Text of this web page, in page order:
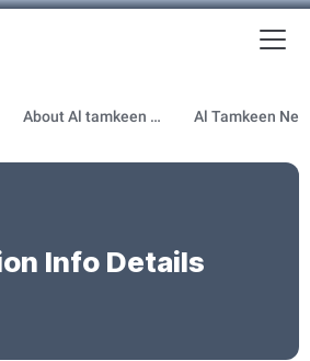
About Al tamkeen newsletter
Info Details